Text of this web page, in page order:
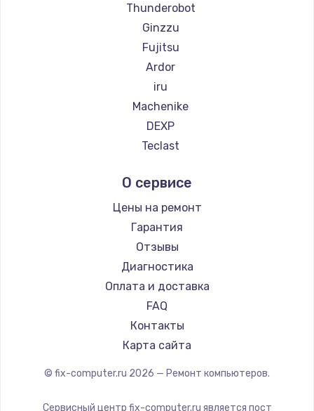
Заказать
Thunderobot
Ginzzu
Fujitsu
Ardor
iru
Machenike
DEXP
Teclast
Beelink
CHUWI
О сервисе
Цены на ремонт
Гарантия
Отзывы
Диагностика
Оплата и доставка
FAQ
Контакты
Карта сайта
© fix-computer.ru 2026 — Ремонт компьютеров.
Сервисный центр fix-computer.ru является пост